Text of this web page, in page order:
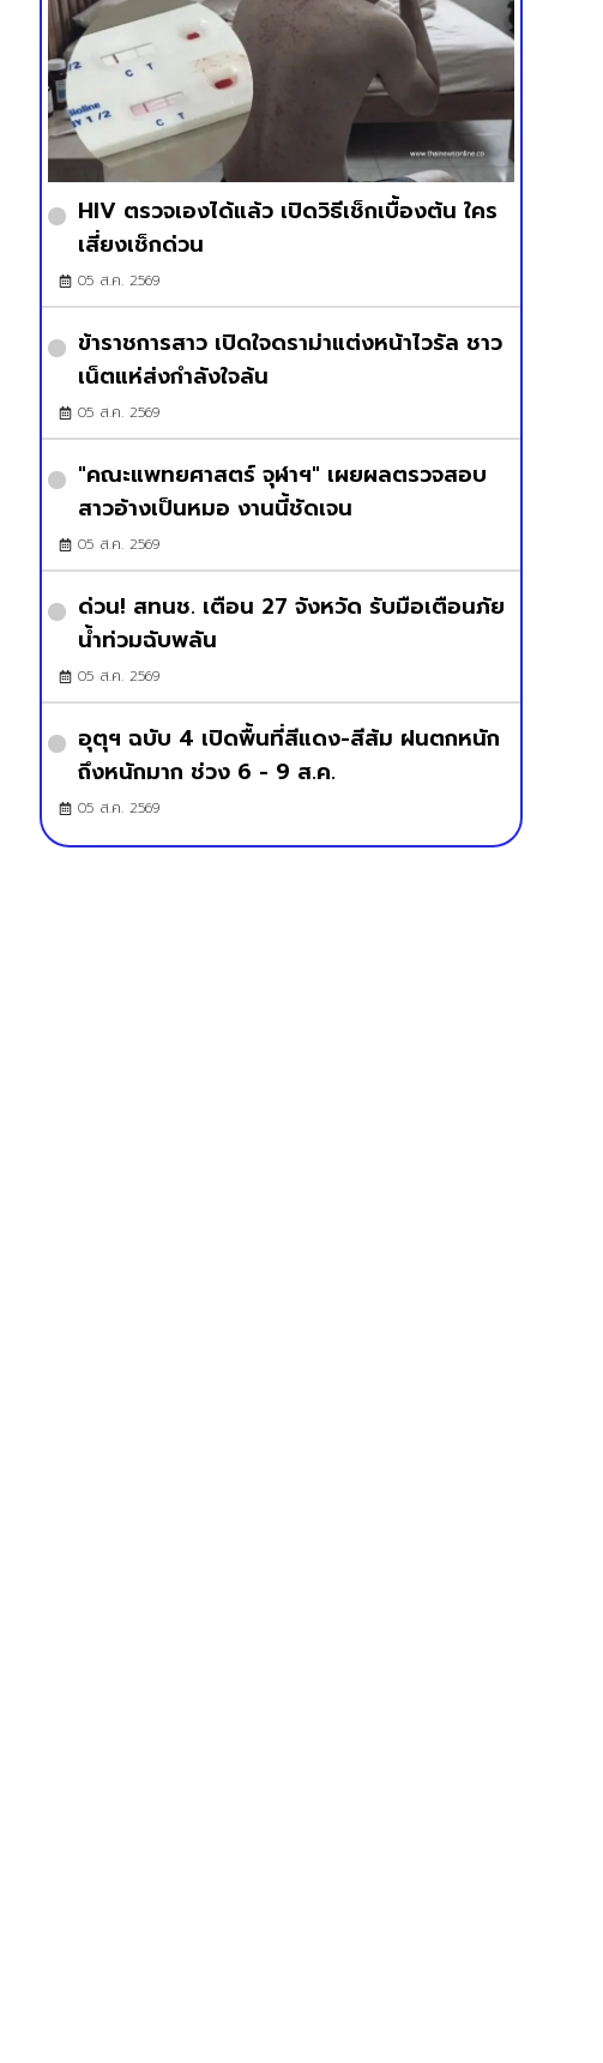
HIV ตรวจเองได้แล้ว เปิดวิธีเช็กเบื้องต้น ใคร
เสี่ยงเช็กด่วน
05 ส.ค. 2569
ข้าราชการสาว เปิดใจดราม่าแต่งหน้าไวรัล ชาว
เน็ตแห่ส่งกำลังใจล้น
05 ส.ค. 2569
"คณะแพทยศาสตร์ จุฬาฯ" เผยผลตรวจสอบ
สาวอ้างเป็นหมอ งานนี้ชัดเจน
05 ส.ค. 2569
ด่วน! สทนช. เตือน 27 จังหวัด รับมือเตือนภัย
น้ำท่วมฉับพลัน
05 ส.ค. 2569
อุตุฯ ฉบับ 4 เปิดพื้นที่สีแดง-สีส้ม ฝนตกหนัก
ถึงหนักมาก ช่วง 6 - 9 ส.ค.
05 ส.ค. 2569